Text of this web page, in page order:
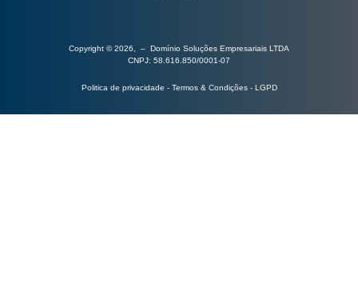
Copyright © 2026, – Domínio Soluções Empresariais LTDA
CNPJ: 58.616.850/0001-07
Politica de privacidade - Termos & Condições - LGPD